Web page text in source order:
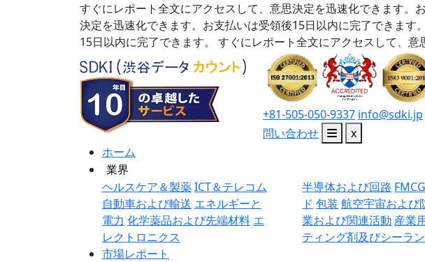
すぐにレポート全文にアクセスして、意思決定を迅速化できます。
決定を迅速化できます。お支払いは受領後15日以内に完了できます。
15日以内に完了できます。
すぐにレポート全文にアクセスして、意
+81-505-050-9337 info@sdki.jp
問い合わせ
x
ホーム
業界
ヘルスケア＆製薬ICT＆テレコム
自動車および輸送 エネルギーと
電力 化学薬品および先端材料 エ
レクトロニクス
半導体および回路
ド 包装 航空宇宙および
業および関連活動 産業
ティング剤及びシーラ
市場レポート